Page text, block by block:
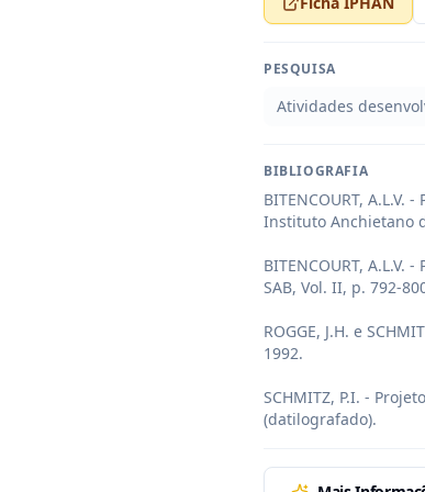
PESQUISA
Atividades
BIBLIOGRAFIA
BITENCOURT,
Instituto Anchietano
BITENCOURT,
SAB, Vol. II, p. 792-
ROGGE, J.H. e
1992.
SCHMITZ, P.I. -
(datilografado).